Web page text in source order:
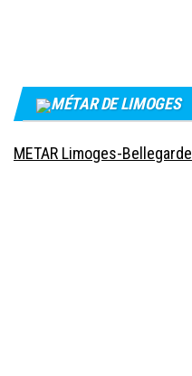
MÉTAR DE LIMOGES
METAR Limoges-Bellegarde